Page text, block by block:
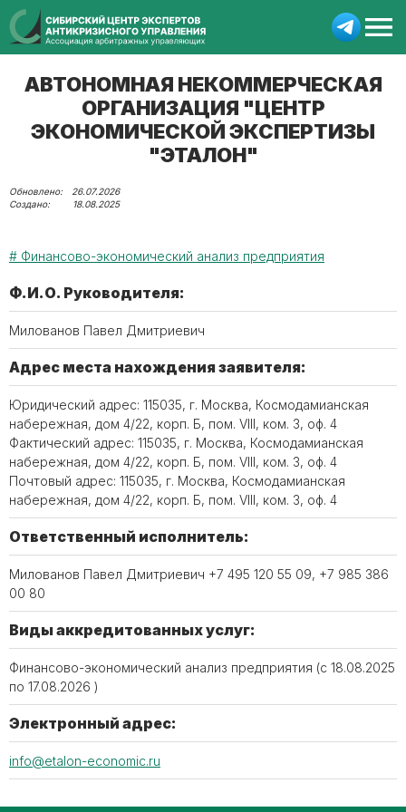
АВТОНОМНАЯ НЕКОММЕРЧЕСКАЯ
ОРГАНИЗАЦИЯ "ЦЕНТР
ЭКОНОМИЧЕСКОЙ ЭКСПЕРТИЗЫ
"ЭТАЛОН"
26.07.2026
18.08.2025
Финансово-экономический анализ предприятия
Ф.И.О. Руководителя:
Милованов Павел Дмитриевич
Адрес места нахождения заявителя:
Юридический адрес: 115035, г. Москва, Космодамианская
набережная, дом 4/22, корп. Б, пом. VIII, ком. 3, оф. 4
Фактический адрес: 115035, г. Москва, Космодамианская
набережная, дом 4/22, корп. Б, пом. VIII, ком. 3, оф. 4
Почтовый адрес: 115035, г. Москва, Космодамианская
набережная, дом 4/22, корп. Б, пом. VIII, ком. 3, оф. 4
Ответственный исполнитель:
Милованов Павел Дмитриевич +7 495 120 55 09, +7 985 386
00 80
Виды аккредитованных услуг:
Финансово-экономический анализ предприятия (c 18.08.2025
по 17.08.2026 )
Электронный адрес:
info@etalon-economic.ru